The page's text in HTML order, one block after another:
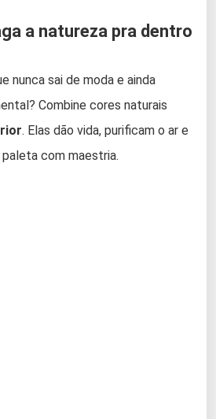
a natureza pra dentro
nunca sai de moda e ainda
Combine cores naturais
. Elas dão vida, purificam o ar e
com maestria.